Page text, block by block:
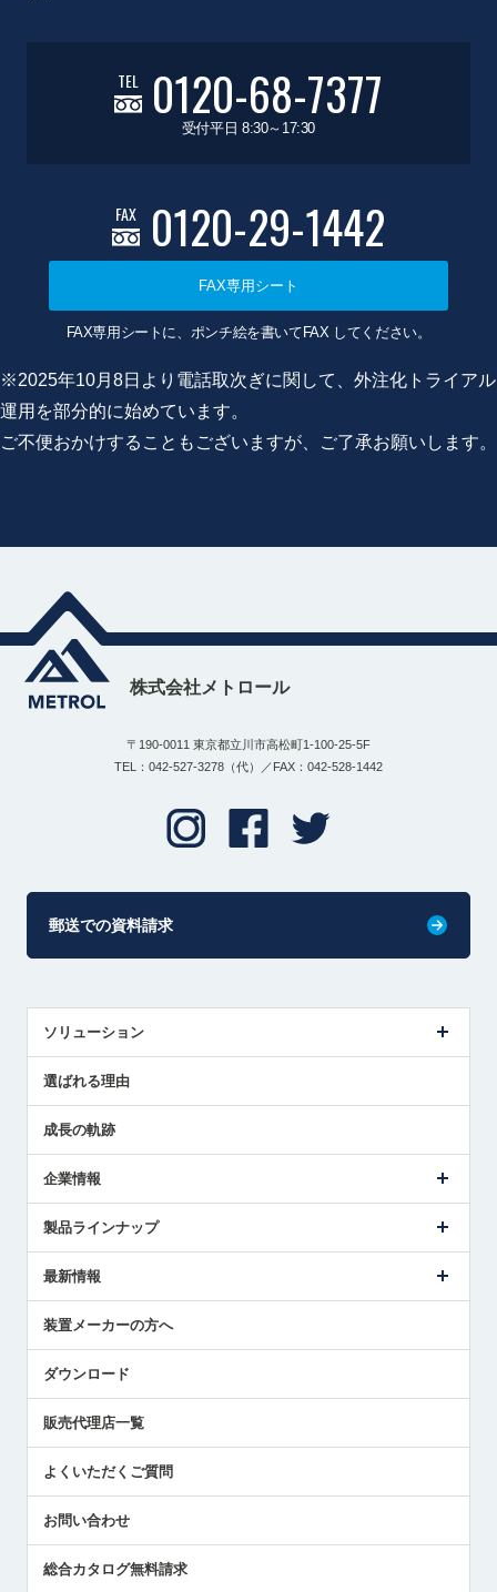
TEL 0120-68-7377
受付平日 8:30～17:30
FAX 0120-29-1442
FAX専用シート
FAX専用シートに、ポンチ絵を書いてFAX してください。
※2025年10月8日より電話取次ぎに関して、外注化トライアル
運用を部分的に始めています。
ご不便おかけすることもございますが、ご了承お願いします。
株式会社メトロール
〒190-0011 東京都立川市高松町1-100-25-5F
TEL：042-527-3278（代）／FAX：042-528-1442
郵送での資料請求
ソリューション
解決策提案
選ばれる理由
成長の軌跡
企業情報
ごあいさつ
受賞履歴
採用情報
国/地域/言語
製品ラインナップ
ツールセッタ製品
エアマイクロセンサ製品
最新情報
メトロールの技術
社員ブログ
中小企業のBCP地震対策
センサのテクニカルガイド
社長ブログ
装置メーカーの方へ
ダウンロード
販売代理店一覧
よくいただくご質問
お問い合わせ
総合カタログ無料請求